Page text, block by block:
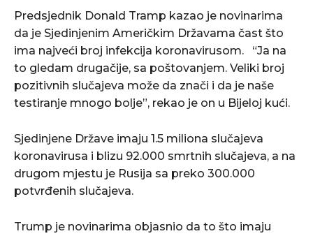
Predsjednik Donald Tramp kazao je novinarima
da je Sjedinjenim Američkim Državama čast što
ima najveći broj infekcija koronavirusom. “Ja na
to gledam drugačije, sa poštovanjem. Veliki broj
pozitivnih slučajeva može da znači i da je naše
testiranje mnogo bolje”, rekao je on u Bijeloj kući.
Sjedinjene Države imaju 1.5 miliona slučajeva
koronavirusa i blizu 92.000 smrtnih slučajeva, a na
drugom mjestu je Rusija sa preko 300.000
potvrđenih slučajeva.
Trump je novinarima objasnio da to što imaju